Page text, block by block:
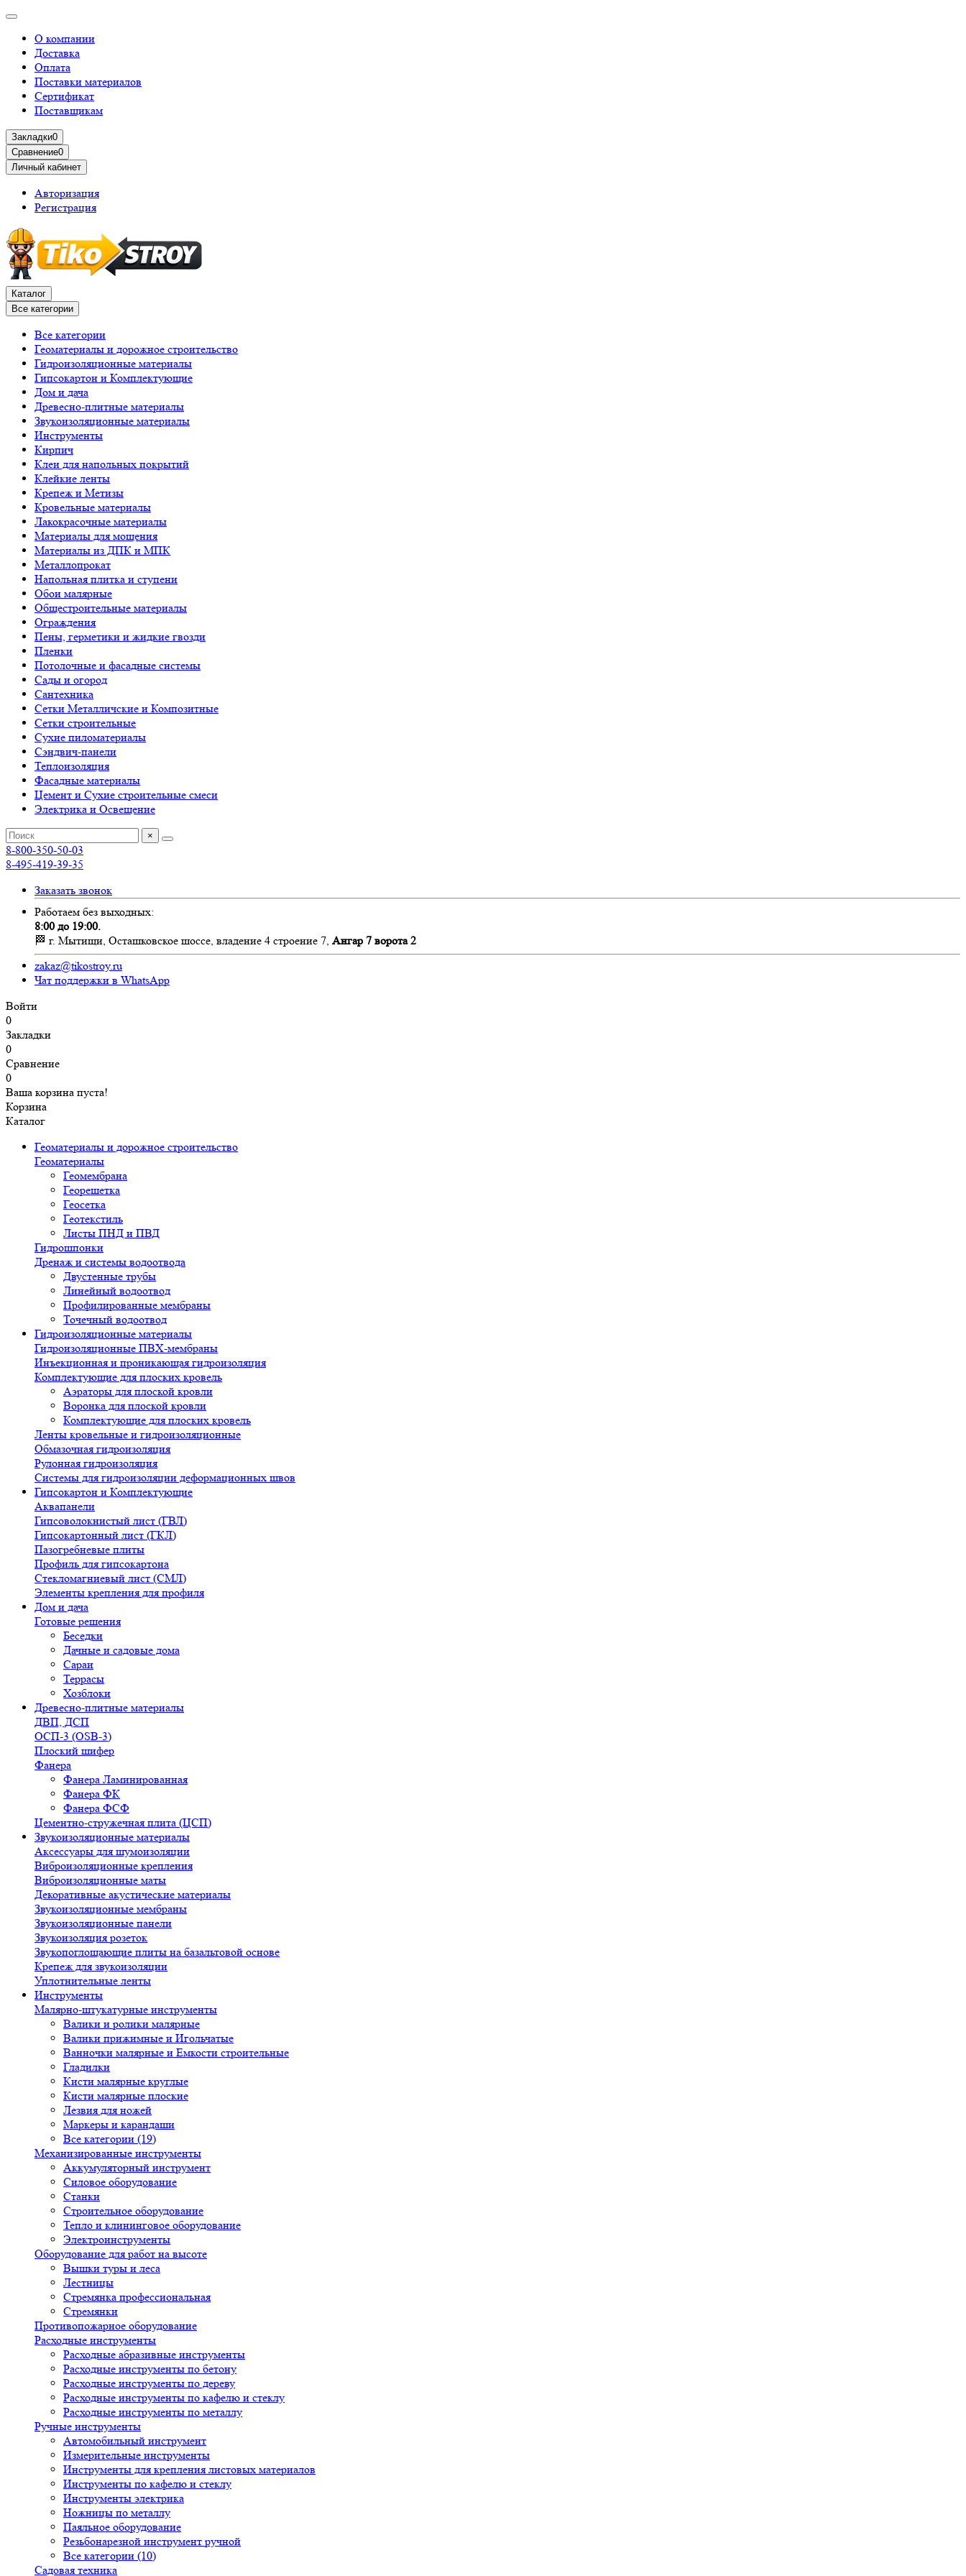
О компании
Доставка
Оплата
Поставки материалов
Сертификат
Поставщикам
Закладки0
Сравнение0
Личный кабинет
Авторизация
Регистрация
Каталог
Все категории
Все категории
Геоматериалы и дорожное строительство
Гидроизоляционные материалы
Гипсокартон и Комплектующие
Дом и дача
Древесно-плитные материалы
Звукоизоляционные материалы
Инструменты
Кирпич
Клеи для напольных покрытий
Клейкие ленты
Крепеж и Метизы
Кровельные материалы
Лакокрасочные материалы
Материалы для мощения
Материалы из ДПК и МПК
Металлопрокат
Напольная плитка и ступени
Обои малярные
Общестроительные материалы
Ограждения
Пены, герметики и жидкие гвозди
Пленки
Потолочные и фасадные системы
Сады и огород
Сантехника
Сетки Металличские и Композитные
Сетки строительные
Сухие пиломатериалы
Сэндвич-панели
Теплоизоляция
Фасадные материалы
Цемент и Сухие строительные смеси
Электрика и Освещение
×
8-800-350-50-03
8-495-419-39-35
Заказать звонок
Работаем без выходных:
8:00 до 19:00.
🏁 г. Мытищи, Осташковское шоссе, владение 4 строение 7, Ангар 7 ворота 2
zakaz@tikostroy.ru
Чат поддержки в WhatsApp
Войти
0
Закладки
0
Сравнение
0
Ваша корзина пуста!
Корзина
Каталог
Геоматериалы и дорожное строительство
Геоматериалы
Геомембрана
Георешетка
Геосетка
Геотекстиль
Листы ПНД и ПВД
Гидрошпонки
Дренаж и системы водоотвода
Двустенные трубы
Линейный водоотвод
Профилированные мембраны
Точечный водоотвод
Гидроизоляционные материалы
Гидроизоляционные ПВХ-мембраны
Инъекционная и проникающая гидроизоляция
Комплектующие для плоских кровель
Аэраторы для плоской кровли
Воронка для плоской кровли
Комплектующие для плоских кровель
Ленты кровельные и гидроизоляционные
Обмазочная гидроизоляция
Рулонная гидроизоляция
Системы для гидроизоляции деформационных швов
Гипсокартон и Комплектующие
Аквапанели
Гипсоволокнистый лист (ГВЛ)
Гипсокартонный лист (ГКЛ)
Пазогребневые плиты
Профиль для гипсокартона
Стекломагниевый лист (СМЛ)
Элементы крепления для профиля
Дом и дача
Готовые решения
Беседки
Дачные и садовые дома
Сараи
Террасы
Хозблоки
Древесно-плитные материалы
ДВП, ДСП
ОСП-3 (OSB-3)
Плоский шифер
Фанера
Фанера Ламинированная
Фанера ФК
Фанера ФСФ
Цементно-стружечная плита (ЦСП)
Звукоизоляционные материалы
Аксессуары для шумоизоляции
Виброизоляционные крепления
Виброизоляционные маты
Декоративные акустические материалы
Звукоизоляционные мембраны
Звукоизоляционные панели
Звукоизоляция розеток
Звукопоглощающие плиты на базальтовой основе
Крепеж для звукоизоляции
Уплотнительные ленты
Инструменты
Малярно-штукатурные инструменты
Валики и ролики малярные
Валики прижимные и Игольчатые
Ванночки малярные и Емкости строительные
Гладилки
Кисти малярные круглые
Кисти малярные плоские
Лезвия для ножей
Маркеры и карандаши
Все категории (19)
Механизированные инструменты
Аккумуляторный инструмент
Силовое оборудование
Станки
Строительное оборудование
Тепло и клининговое оборудование
Электроинструменты
Оборудование для работ на высоте
Вышки туры и леса
Лестницы
Стремянка профессиональная
Стремянки
Противопожарное оборудование
Расходные инструменты
Расходные абразивные инструменты
Расходные инструменты по бетону
Расходные инструменты по дереву
Расходные инструменты по кафелю и стеклу
Расходные инструменты по металлу
Ручные инструменты
Автомобильный инструмент
Измерительные инструменты
Инструменты для крепления листовых материалов
Инструменты по кафелю и стеклу
Инструменты электрика
Ножницы по металлу
Паяльное оборудование
Резьбонарезной инструмент ручной
Все категории (10)
Садовая техника